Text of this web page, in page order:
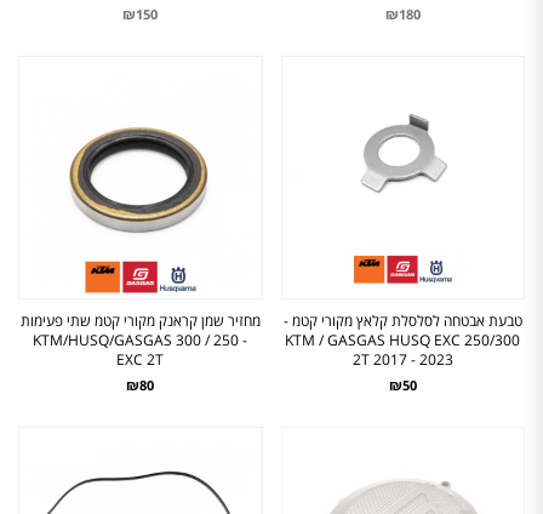
₪180
₪150
טבעת אבטחה לסלסלת קלאץ מקורי קטמ -
KTM / GASGAS HUSQ EXC 250/300
2T 2017 - 2023
₪50
מחזיר שמן קראנק מקורי קטמ שתי פעימות
- 250 / 300 KTM/HUSQ/GASGAS
EXC 2T
₪80